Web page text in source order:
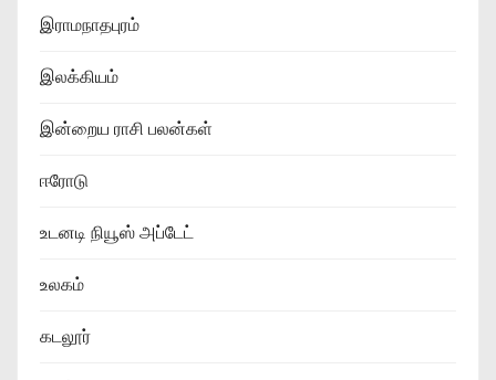
இராமநாதபுரம்
இலக்கியம்
இன்றைய ராசி பலன்கள்
ஈரோடு
உடனடி நியூஸ் அப்டேட்
உலகம்
கடலூர்